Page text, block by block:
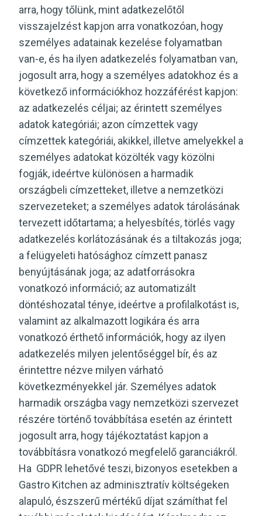
arra, hogy tőlünk, mint adatkezelőtől
visszajelzést kapjon arra vonatkozóan, hogy
személyes adatainak kezelése folyamatban
van-e, és ha ilyen adatkezelés folyamatban van,
jogosult arra, hogy a személyes adatokhoz és a
következő információkhoz hozzáférést kapjon:
az adatkezelés céljai; az érintett személyes
adatok kategóriái; azon címzettek vagy
címzettek kategóriái, akikkel, illetve amelyekkel a
személyes adatokat közölték vagy közölni
fogják, ideértve különösen a harmadik
országbeli címzetteket, illetve a nemzetközi
szervezeteket; a személyes adatok tárolásának
tervezett időtartama; a helyesbítés, törlés vagy
adatkezelés korlátozásának és a tiltakozás joga;
a felügyeleti hatósághoz címzett panasz
benyújtásának joga; az adatforrásokra
vonatkozó információ; az automatizált
döntéshozatal ténye, ideértve a profilalkotást is,
valamint az alkalmazott logikára és arra
vonatkozó érthető információk, hogy az ilyen
adatkezelés milyen jelentőséggel bír, és az
érintettre nézve milyen várható
következményekkel jár. Személyes adatok
harmadik országba vagy nemzetközi szervezet
részére történő továbbítása esetén az érintett
jogosult arra, hogy tájékoztatást kapjon a
továbbításra vonatkozó megfelelő garanciákról.
Ha GDPR lehetővé teszi, bizonyos esetekben a
Gastro Kitchen az adminisztratív költségeken
alapuló, észszerű mértékű díjat számíthat fel